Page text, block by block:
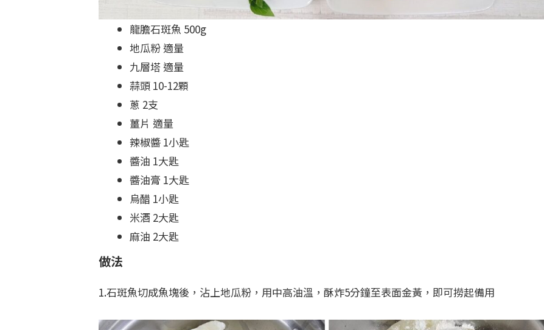
龍膽石斑魚 500g
地瓜粉 適量
九層塔 適量
蒜頭 10-12顆
蔥 2支
薑片 適量
辣椒醬 1小匙
醬油 1大匙
醬油膏 1大匙
烏醋 1小匙
米酒 2大匙
麻油 2大匙
做法
1.石斑魚切成魚塊後，沾上地瓜粉，用中高油溫，酥炸5分鐘至表面金黃，即可撈起備用